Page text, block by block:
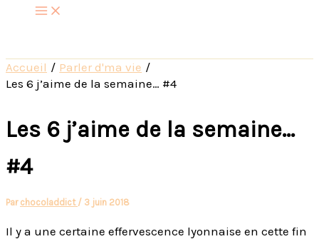
Accueil
Parler d'ma vie
Les 6 j’aime de la semaine… #4
Les 6 j’aime de la semaine…
#4
Par chocoladdict / 3 juin 2018
Il y a une certaine effervescence lyonnaise en cette fin